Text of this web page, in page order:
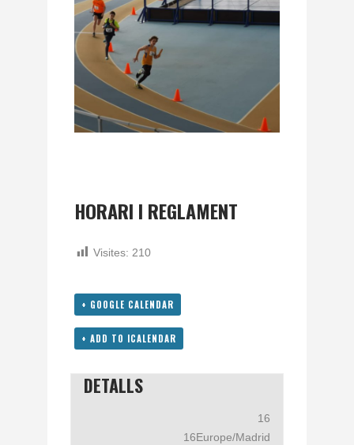
HORARI I REGLAMENT
Visites: 210
+ GOOGLE CALENDAR
+ ADD TO ICALENDAR
DETALLS
16
16Europe/Madrid